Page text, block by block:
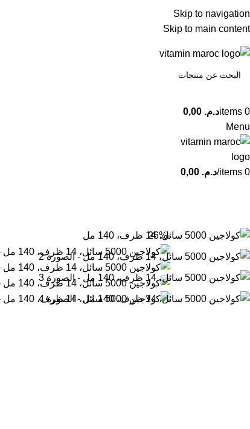
Skip to navigation
Skip to main content
Plus de 500 dh d'achats = Livraison 0 dh.
0
itemsد.م.
Menu
0
items
/د.م.
-26%